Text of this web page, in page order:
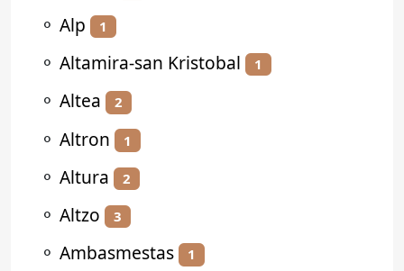
⚬ Alp 1
⚬ Altamira-san Kristobal 1
⚬ Altea 2
⚬ Altron 1
⚬ Altura 2
⚬ Altzo 3
⚬ Ambasmestas 1